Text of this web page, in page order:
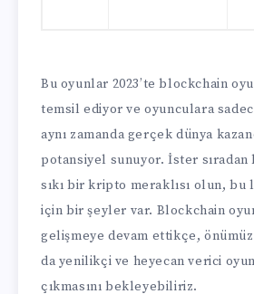
Bu oyunlar 2023’te blockchain
temsil ediyor ve oyunculara
aynı zamanda gerçek dünya
potansiyel sunuyor. İster
sıkı bir kripto meraklısı olun, bu
için bir şeyler var. Blockchain
gelişmeye devam ettikçe,
da yenilikçi ve heyecan verici
çıkmasını bekleyebiliriz.